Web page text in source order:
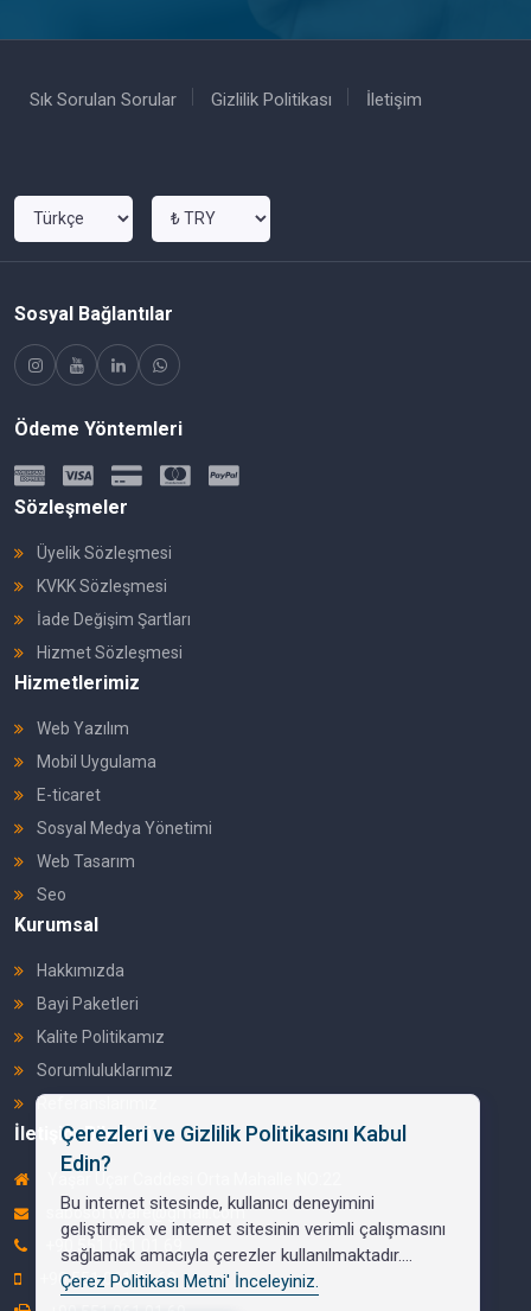
Sık Sorulan Sorular Gizlilik Politikası İletişim
Sosyal Bağlantılar
Ödeme Yöntemleri
Sözleşmeler
Üyelik Sözleşmesi
KVKK Sözleşmesi
İade Değişim Şartları
Hizmet Sözleşmesi
Hizmetlerimiz
Web Yazılım
Mobil Uygulama
E-ticaret
Sosyal Medya Yönetimi
Web Tasarım
Seo
Kurumsal
Hakkımızda
Bayi Paketleri
Kalite Politikamız
Sorumluluklarımız
Referanslarımız
İletişim Bilgileri
sabosoftware@gmail.com
+90 551 061 01 69
+90 551 061 01 69
Çerezleri ve Gizlilik Politikasını Kabul
Edin?
Bu internet sitesinde, kullanıcı deneyimini
geliştirmek ve internet sitesinin verimli çalışmasını
sağlamak amacıyla çerezler kullanılmaktadır....
Çerez Politikası Metni' İnceleyiniz.